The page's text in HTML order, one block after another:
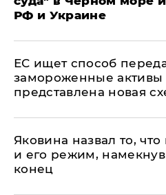
РФ и Украине
ЕС ищет способ
замороженные активы
представлена новая
Яковина назвал то,
и его режим,
конец